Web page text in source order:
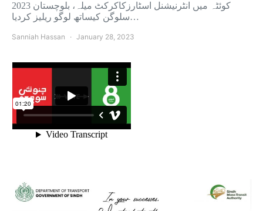
کوئٹہ میں انٹرنیشنل اسٹارزکاکرکٹ میلہ، بلوچستان 2023
سلوگن کیساتھ لوگو ریلیز کردیا…
Sanniah Hassan January 28, 2023